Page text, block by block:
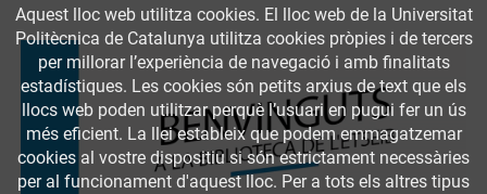
Aquest lloc web utilitza cookies. El lloc web de la Universitat
Politècnica de Catalunya utilitza cookies pròpies i de tercers
per millorar l’experiència de navegació i amb finalitats
estadístiques. Les cookies són petits arxius de text que els
llocs web poden utilitzar perquè l’usuari en pugui fer un ús
més eficient. La llei estableix que podem emmagatzemar
cookies al vostre dispositiu si són estrictament necessàries
per al funcionament d'aquest lloc. Per a tots els altres tipus